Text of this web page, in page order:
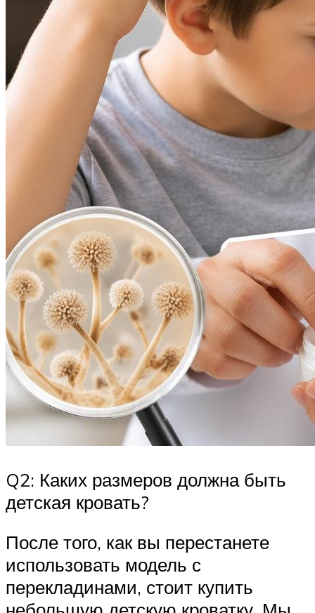
Q2: Каких размеров должна быть
детская кровать?
После того, как вы перестанете
использовать модель с
перекладинами, стоит купить